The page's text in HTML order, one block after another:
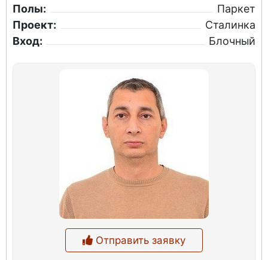
Полы:
Паркет
Проект:
Сталинка
Вход:
Блочный
Отправить заявку